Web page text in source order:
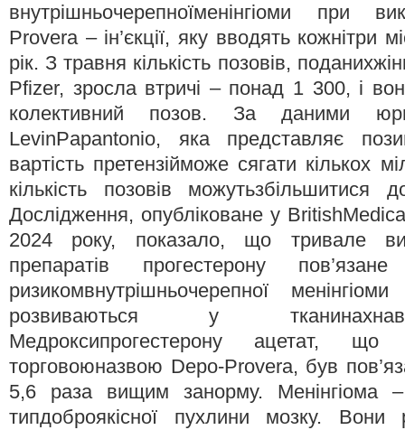
внутрішньочерепноїменінгіоми при
Provera – ін’єкції, яку вводять кожнітри
рік. З травня кількість позовів,
Pfizer, зросла втричі – понад 1 300, і
колективний позов. За даними
LevinPapantonio, яка представляє
вартість претензійможе сягати кількох
кількість позовів
Дослідження, опубліковане у
2024 року, показало, що тривале
препаратів прогестерону
ризикомвнутрішньочерепної
розвиваються у
Медроксипрогестерону ацетат, що
торговоюназвою Depo-Provera, був
5,6 раза вищим занорму. Менінгіома
типдоброякісної пухлини мозку. Вони